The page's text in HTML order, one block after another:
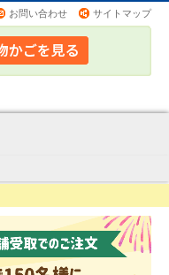
お問い合わせ サイトマップ